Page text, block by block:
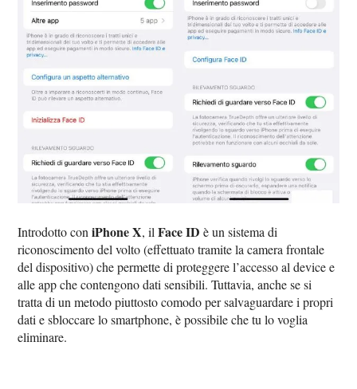
Introdotto coniPhone X, ilFace ID è un sistema di
riconoscimento del volto (effettuato tramite la camera frontale
del dispositivo) che permette di proteggere l’accesso al device e
alle app che contengono dati sensibili. Tuttavia, anche se si
tratta di un metodo piuttosto comodo per salvaguardare i propri
dati e sbloccare lo smartphone, è possibile che tu lo voglia
eliminare.